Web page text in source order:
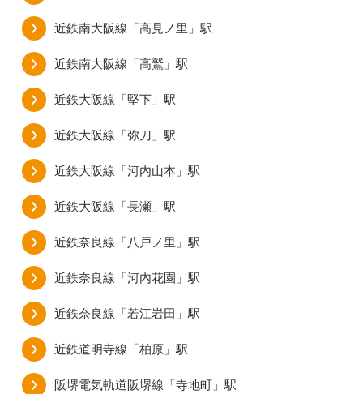
近鉄南大阪線「高見ノ里」駅
近鉄南大阪線「高鷲」駅
近鉄大阪線「堅下」駅
近鉄大阪線「弥刀」駅
近鉄大阪線「河内山本」駅
近鉄大阪線「長瀬」駅
近鉄奈良線「八戸ノ里」駅
近鉄奈良線「河内花園」駅
近鉄奈良線「若江岩田」駅
近鉄道明寺線「柏原」駅
阪堺電気軌道阪堺線「寺地町」駅